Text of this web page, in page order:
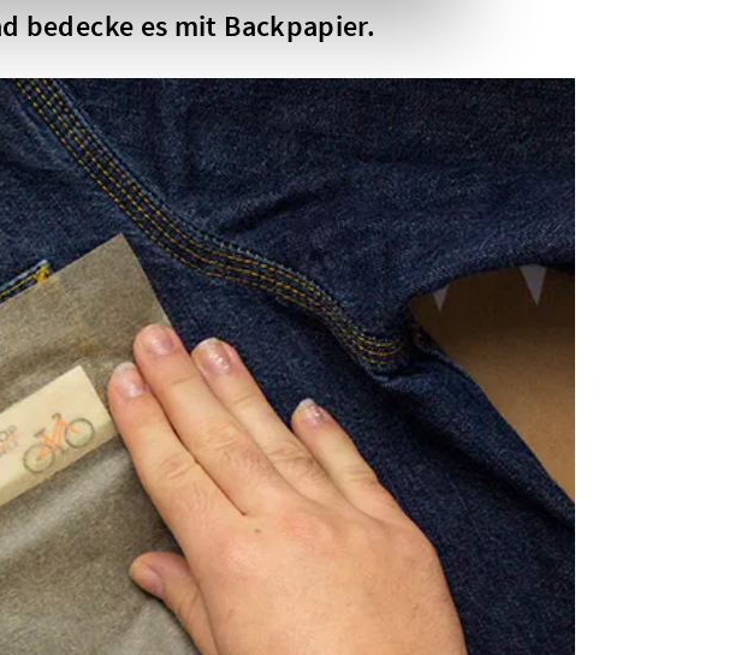
bedecke es mit Backpapier.